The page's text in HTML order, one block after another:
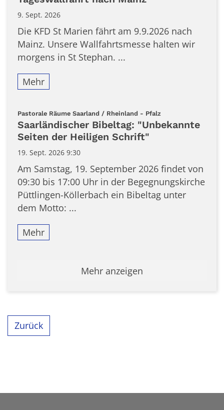
9. Sept. 2026
Die KFD St Marien fährt am 9.9.2026 nach
Mainz. Unsere Wallfahrtsmesse halten wir
morgens in St Stephan. ...
Mehr
Pastorale Räume Saarland / Rheinland - Pfalz
Saarländischer Bibeltag: "Unbekannte
Seiten der Heiligen Schrift"
19. Sept. 2026 9:30
Am Samstag, 19. September 2026 findet von
09:30 bis 17:00 Uhr in der Begegnungskirche
Püttlingen-Köllerbach ein Bibeltag unter
dem Motto: ...
Mehr
Mehr anzeigen
Zurück